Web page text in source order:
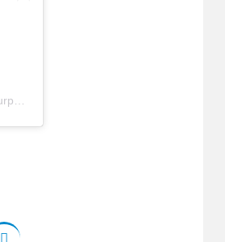
Una publicación compartida de Farmacia medicamentos biológicos (@naturpharmaec)